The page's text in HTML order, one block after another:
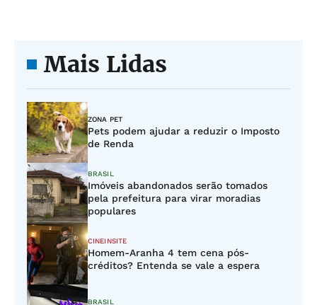
Mais Lidas
ZONA PET
Pets podem ajudar a reduzir o Imposto
de Renda
BRASIL
Imóveis abandonados serão tomados
pela prefeitura para virar moradias
populares
CINEINSITE
Homem-Aranha 4 tem cena pós-
créditos? Entenda se vale a espera
BRASIL